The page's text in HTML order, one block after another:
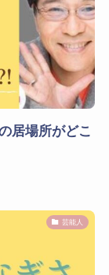
居場所がどこ
芸能人